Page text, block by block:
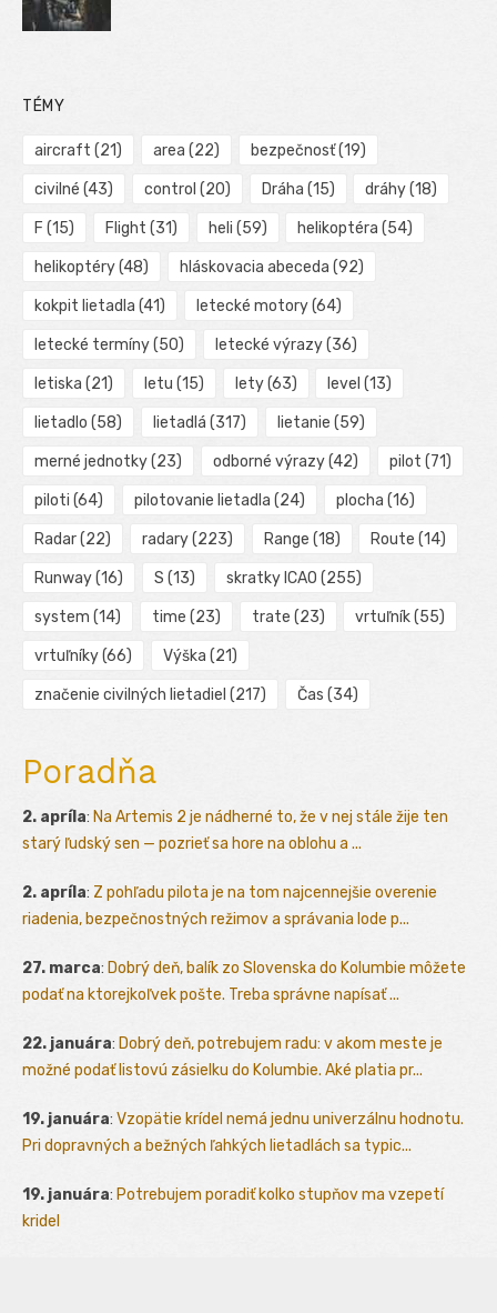
TÉMY
aircraft (21) area (22) bezpečnosť(19)
civilné (43) control (20) Dráha (15) dráhy(18)
F (15) Flight (31) heli (59) helikoptéra (54)
helikoptéry(48) hláskovacia abeceda (92)
kokpit lietadla (41) letecké motory(64)
letecké termíny(50) letecké výrazy(36)
letiska (21) letu (15) lety(63) level (13)
lietadlo (58) lietadlá (317) lietanie (59)
merné jednotky(23) odborné výrazy(42) pilot (71)
piloti (64) pilotovanie lietadla (24) plocha (16)
Radar(22) radary(223) Range (18) Route (14)
Runway(16) S (13) skratky ICAO (255)
system (14) time (23) trate (23) vrtuľník(55)
vrtuľníky(66) Výška (21)
značenie civilných lietadiel (217) Čas (34)
Poradňa
2. apríla: Na Artemis 2 je nádherné to, že v nej stále žije ten
starý ľudský sen — pozrieť sa hore na oblohu a ...
2. apríla: Z pohľadu pilota je na tom najcennejšie overenie
riadenia, bezpečnostných režimov a správania lode p...
27. marca: Dobrý deň, balík zo Slovenska do Kolumbie môžete
podať na ktorejkoľvek pošte. Treba správne napísať ...
22. januára: Dobrý deň, potrebujem radu: v akom meste je
možné podať listovú zásielku do Kolumbie. Aké platia pr...
19. januára: Vzopätie krídel nemá jednu univerzálnu hodnotu.
Pri dopravných a bežných ľahkých lietadlách sa typic...
19. januára: Potrebujem poradiť kolko stupňov ma vzepetí
kridel